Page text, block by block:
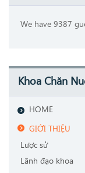
We have 9387
Khoa Chăn
HOME
GIỚI THIỆU
Lược sử
Lãnh đạo khoa